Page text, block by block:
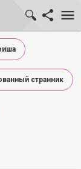
странник